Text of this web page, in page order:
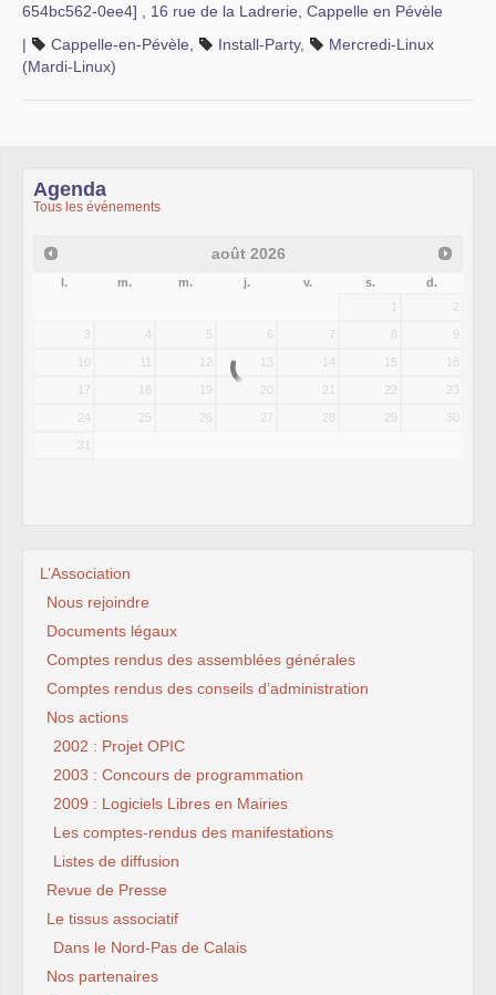
654bc562-0ee4] , 16 rue de la Ladrerie, Cappelle en Pévèle
|
Cappelle-en-Pévèle Install-Party,
Mercredi-Linux
(Mardi-Linux)
Agenda
Tous les événements
août 2026
l. m. m. j. v. s.
d.
1
2
3 4 5 6 7 8 9
10 11 12 13 14 15 16
17 18 19 20 21 22 23
24 25 26 27 28 29 30
31
L’Association
Nous rejoindre
Documents légaux
Comptes rendus des assemblées générales
Comptes rendus des conseils d’administration
Nos actions
2002 : Projet OPIC
2003 : Concours de programmation
2009 : Logiciels Libres en Mairies
Les comptes-rendus des manifestations
Listes de diffusion
Revue de Presse
Le tissus associatif
Dans le Nord-Pas de Calais
Nos partenaires